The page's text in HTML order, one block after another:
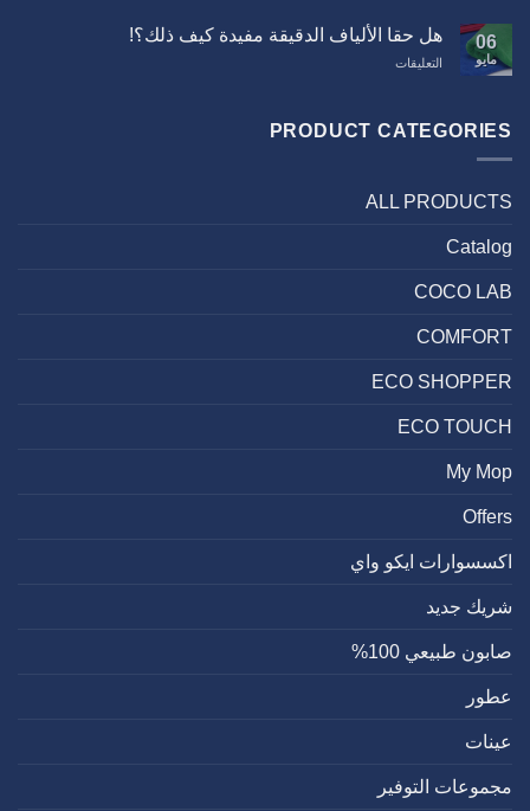
06
مايو
هل حقا الألياف الدقيقة مفيدة كيف ذلك؟!
التعليقاتعلى
الألياف
الدقيقة
ذلك؟!
PRODUCT CATEGORIES
ALL PRODUCTS
Catalog
COCO LAB
COMFORT
ECO SHOPPER
ECO TOUCH
My Mop
Offers
اكسسوارات ايكو واي
شريك جديد
صابون طبيعي 100%
عطور
عينات
مجموعات التوفير